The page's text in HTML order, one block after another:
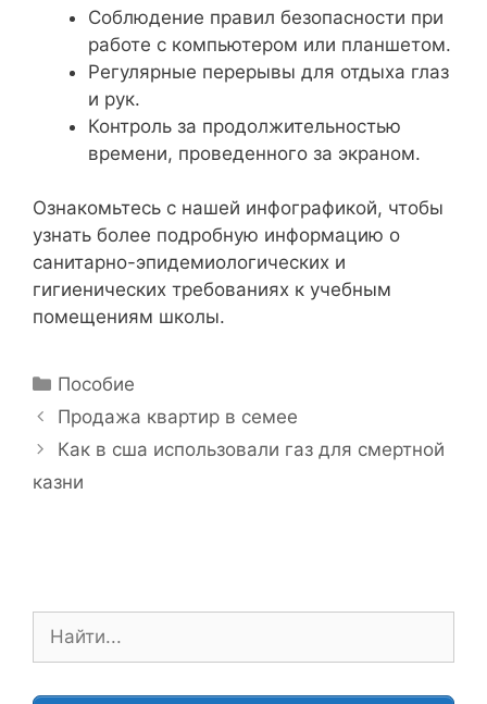
Соблюдение правил безопасности при
работе с компьютером или планшетом.
Регулярные перерывы для отдыха глаз
и рук.
Контроль за продолжительностью
времени, проведенного за экраном.
Ознакомьтесь с нашей инфографикой, чтобы
узнать более подробную информацию о
санитарно-эпидемиологических и
гигиенических требованиях к учебным
помещениям школы.
Р
у
р
и
Пособие
Н
а
и
з
Продажа квартир в семее
Как в сша использовали газ для смертной
казни